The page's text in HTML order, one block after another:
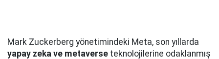
Mark Zuckerberg yönetimindeki Meta, son yıllarda
yapay zeka ve metaverse teknolojilerine odaklanmış